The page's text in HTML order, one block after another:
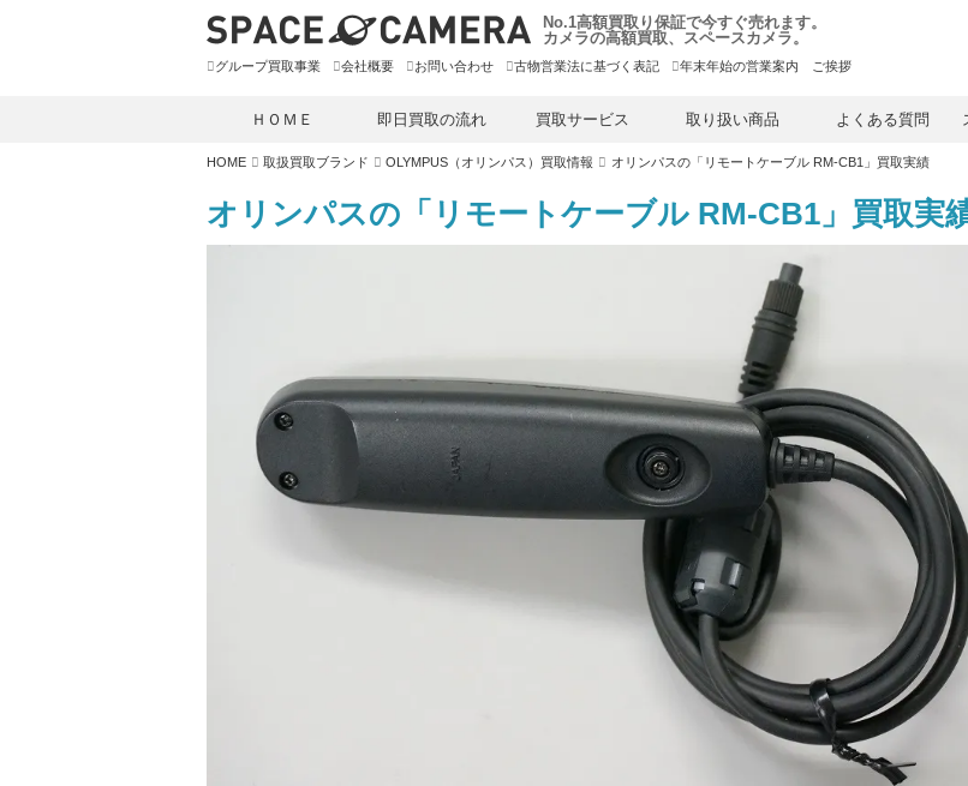
キ
No.1高額買取り保証で今すぐ売れます。
カメラの高額買取、スペースカメラ。
グループ買取事業 会社概要 お問い合わせ 古物営業法に基づく表記 年末年始の営業案内 ご挨拶
ＨＯＭＥ 即日買取の流れ 買取サービス 取り扱い商品 よくある質問
HOME 取扱買取ブランド OLYMPUS（オリンパス）買取情報 オリンパスの「リモートケーブル RM-CB1」買取実績
オリンパスの「リモートケーブル RM-CB1」買取実